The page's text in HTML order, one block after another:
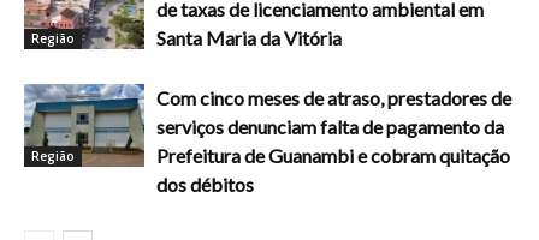
Região
de taxas de licenciamento ambiental em
Santa Maria da Vitória
Região
Com cinco meses de atraso, prestadores de
serviços denunciam falta de pagamento da
Prefeitura de Guanambi e cobram quitação
dos débitos